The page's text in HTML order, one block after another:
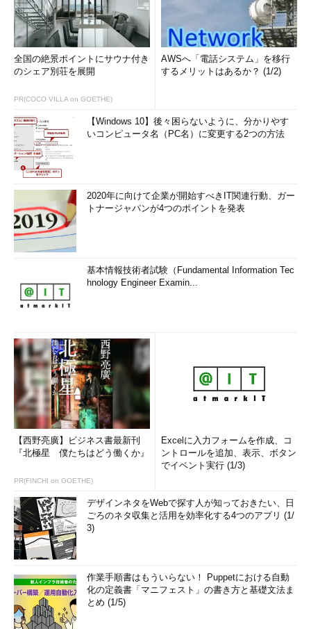
全国の絶景ポイントにサウナ付き
のシェア別荘を展開
PR(COCO VILLA on GOETHE)
AWSへ「電話システム」を移行
するメリットはあるか？ (1/2)
【Windows 10】後々困らないように、分かりやす
いコンピュータ名（PC名）に変更する2つの方法
2020年に向けて企業が開始すべきIT関連行動、ガー
トナージャパンが4つのポイントを発表
基本情報技術者試験（Fundamental Information Tec
hnology Engineer Examin...
【西野亮廣】ビジネス書最新刊
『北極星 僕たちはどう働くか』
PR(FINCHI on GOETHE)
Excelに入力フォームを作成、コ
ントロールを追加、表示、ボタン
でイベント実行 (1/3)
デザインネタをWebで探す人が知っておきたい、日
ごろのネタ収集と活用を効率化する4つのアプリ (1/
3)
作業手順書はもういらない！ Puppetにおける自動
化の定義書「マニフェスト」の書き方と基礎文法ま
とめ (1/5)